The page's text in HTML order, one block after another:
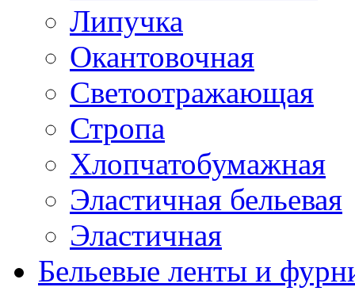
Липучка
Окантовочная
Светоотражающая
Стропа
Хлопчатобумажная
Эластичная бельевая
Эластичная
Бельевые ленты и